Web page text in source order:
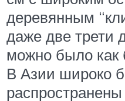
деревянным
даже две трети
можно было как
В Азии широко